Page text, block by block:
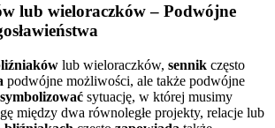
lub wieloraczków – Podwójne
lub wieloraczków, sennik często
podwójne możliwości, ale także podwójne
symbolizować sytuację, w której musimy
między dwa równoległe projekty, relacje lub